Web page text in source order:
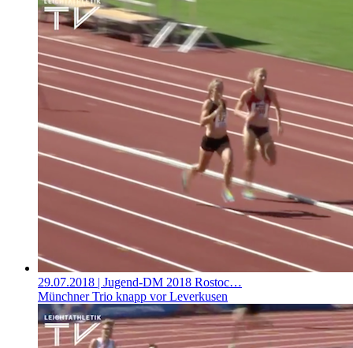
29.07.2018 | Jugend-DM 2018 Rostoc…
Münchner Trio knapp vor Leverkusen